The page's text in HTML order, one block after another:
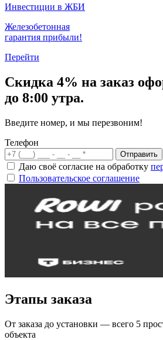
Инвестиции в ЖБИ
Железобетонная
гарантия прибыли!
Перейти
Скидка 4% на заказ
до 8:00 утра.
Введите номер, и мы перезвоним!
Телефон
Отправить
Даю своё согласие на обработку
Пользовательское соглашение
Этапы заказа
От заказа до установки — всего 5
объекта